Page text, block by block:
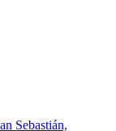
Sebastián,